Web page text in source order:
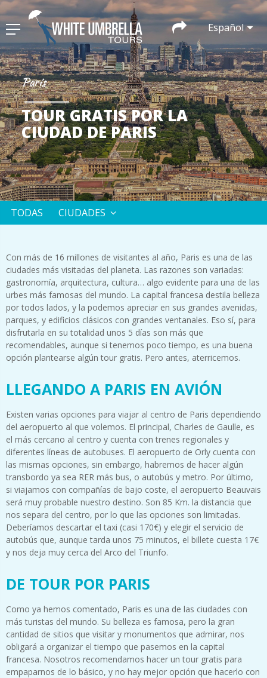
Español
París
TOUR GRATIS POR LA
CIUDAD DE PARIS
TODAS CIUDADES
Con más de 16 millones de visitantes al año, Paris es una de las
ciudades más visitadas del planeta. Las razones son variadas:
gastronomía, arquitectura, cultura… algo evidente para una de las
urbes más famosas del mundo. La capital francesa destila belleza
por todos lados, y la podemos apreciar en sus grandes avenidas,
parques, y edificios clásicos con grandes ventanales. Eso sí, para
disfrutarla en su totalidad unos 5 días son más que
recomendables, aunque si tenemos poco tiempo, es una buena
opción plantearse algún tour gratis. Pero antes, aterricemos.
LLEGANDO A PARIS EN AVIÓN
Existen varias opciones para viajar al centro de Paris dependiendo
del aeropuerto al que volemos. El principal, Charles de Gaulle, es
el más cercano al centro y cuenta con trenes regionales y
diferentes líneas de autobuses. El aeropuerto de Orly cuenta con
las mismas opciones, sin embargo, habremos de hacer algún
transbordo ya sea RER más bus, o autobús y metro. Por último,
si viajamos con compañías de bajo coste, el aeropuerto Beauvais
será muy probable nuestro destino. Son 85 Km. la distancia que
nos separa del centro, por lo que las opciones son limitadas.
Deberíamos descartar el taxi (casi 170€) y elegir el servicio de
autobús que, aunque tarda unos 75 minutos, el billete cuesta 17€
y nos deja muy cerca del Arco del Triunfo.
DE TOUR POR PARIS
Como ya hemos comentado, Paris es una de las ciudades con
más turistas del mundo. Su belleza es famosa, pero la gran
cantidad de sitios que visitar y monumentos que admirar, nos
obligará a organizar el tiempo que pasemos en la capital
francesa. Nosotros recomendamos hacer un tour gratis para
empaparnos de lo básico, y no hay mejor opción que hacerlo con